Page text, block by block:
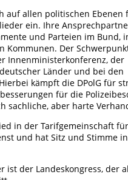
auf allen politischen Ebenen
ein. Ihre
und Parteien im Bund,
Kommunen. Der
Innenministerkonferenz, der
Länder und bei den
kämpft die DPolG für
für die
sachliche, aber harte
in der Tarifgemeinschaft
und hat Sitz und Stimme
ist der Landeskongress, der